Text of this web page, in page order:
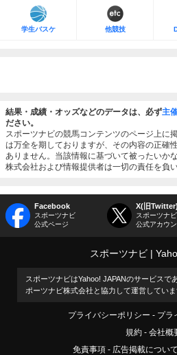
学生バスケ 他競技
結果・成績・オッズなどのデータは、必ず主
ださい。
スポーツナビの競馬コンテンツのページ上に
は万全を期しておりますが、その内容の正確
ありません。当該情報に基づいて被ったいか
株式会社および情報提供者は一切の責任を負い
Facebook
スポーツナビ
公式ページ
X(旧Twitter)
スポーツナビ
公式アカウン
スポーツナビ
スポーツナビはYahoo! JAPANのサービスで
ポーツナビ株式会社と協力して運営していま
プライバシーポリシー
プラ
規約
会社概
免責事項
広告掲載について